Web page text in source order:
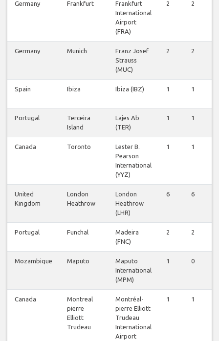
Germany Frankfurt
Frankfurt
International
Airport
(FRA)
2 2
Germany Munich
Franz Josef
Strauss
(MUC)
2 2
Spain Ibiza Ibiza (IBZ) 1 1
Portugal
Terceira
Island
Lajes Ab
(TER)
1 1
Canada Toronto
Lester B.
Pearson
International
(YYZ)
1 1
United
Kingdom
London
Heathrow
London
Heathrow
(LHR)
6 6
Portugal Funchal
Madeira
(FNC)
2 2
Mozambique Maputo
Maputo
International
(MPM)
1 0
Canada
Montreal
pierre
Elliott
Trudeau
Montréal-
pierre Elliott
Trudeau
International
Airport
1 1